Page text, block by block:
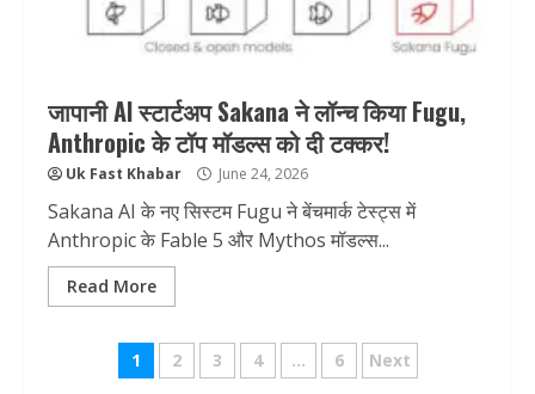
जापानी AI स्टार्टअप Sakana ने लॉन्च किया Fugu,
Anthropic के टॉप मॉडल्स को दी टक्कर!
Uk Fast Khabar June 24, 2026
Sakana AI के नए सिस्टम Fugu ने बेंचमार्क टेस्ट्स में
Anthropic के Fable 5 और Mythos मॉडल्स...
Read More
Posts
1 2 3 4 … 6 Next